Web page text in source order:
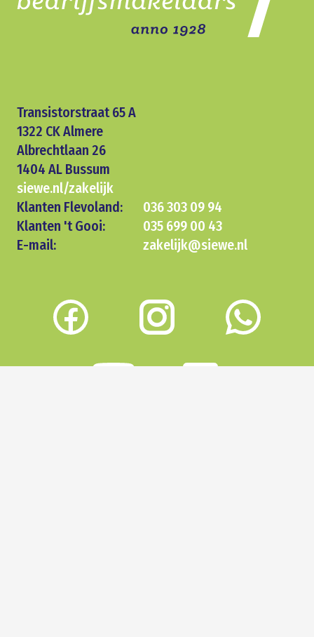
Transistorstraat 65 A
1322 CK Almere
Albrechtlaan 26
1404 AL Bussum
siewe.nl/zakelijk
Klanten Flevoland:
036 303 09 94
Klanten 't Gooi:
035 699 00 43
E-mail:
zakelijk@siewe.nl